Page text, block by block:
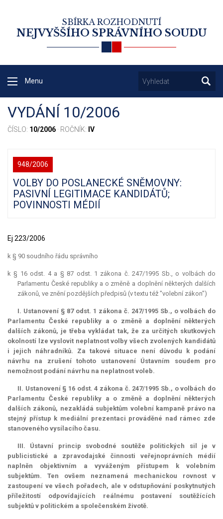
SBÍRKA ROZHODNUTÍ
NEJVYŠŠÍHO SPRÁVNÍHO SOUDU
Menu
VYDÁNÍ 10/2006
ČÍSLO: 10/2006 · ROČNÍK: IV
948/2006
VOLBY DO POSLANECKÉ SNĚMOVNY:
PASIVNÍ LEGITIMACE KANDIDÁTŮ;
POVINNOSTI MÉDIÍ
Ej 223/2006
k § 90 soudního řádu správního
k § 16 odst. 4 a § 87 odst. 1 zákona č. 247/1995 Sb., o volbách do
Parlamentu České republiky a o změně a doplnění některých dalších
zákonů, ve znění pozdějších předpisů (v textu též "volební zákon")
I. Ustanovení § 87 odst. 1 zákona č. 247/1995 Sb., o volbách do
Parlamentu České republiky a o změně a doplnění některých
dalších zákonů, je třeba vykládat tak, že za určitých skutkových
okolností lze vyslovit neplatnost volby všech zvolených kandidátů
i jejich náhradníků. Za takové situace není důvodu k podání
návrhu na zrušení tohoto ustanovení Ústavním soudem pro
nemožnost podání návrhu na neplatnost voleb.
II. Ustanovení § 16 odst. 4 zákona č. 247/1995 Sb., o volbách do
Parlamentu České republiky a o změně a doplnění některých
dalších zákonů, nezakládá subjektům volební kampaně právo na
stejný přístup k mediálníprezentaci prováděné nad rámec zde
stanoveného vysílacího času.
III. Ústavní princip svobodné soutěže politických sil je v
publicistické a zpravodajské činnosti veřejnoprávních médií
naplněn objektivním a vyváženým přístupem k volebním
subjektům. Ten ovšem neznamená mechanickou rovnost v
zastoupení ve všech pořadech, ale v odstupňování poskytnutých
příležitostí odpovídajících reálnému postavení soutěžících
subjektů v politickém a společenském životě.